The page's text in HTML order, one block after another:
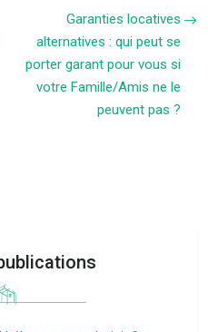
Garanties locatives
alternatives : qui peut se
porter garant pour vous si
votre Famille/Amis ne le
peuvent pas ?